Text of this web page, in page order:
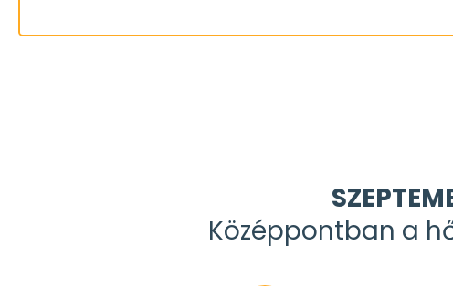
Középpontban a
REGISZTRÁLOK